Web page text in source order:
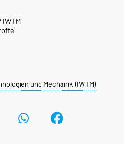
IWTM
und Mechanik (IWTM)